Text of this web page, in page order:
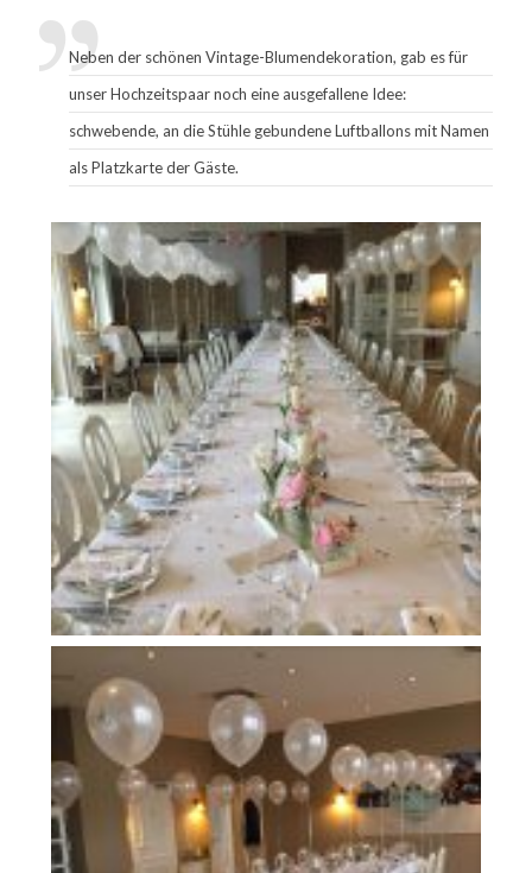
Neben der schönen Vintage-Blumendekoration, gab es für
unser Hochzeitspaar noch eine ausgefallene Idee:
schwebende, an die Stühle gebundene Luftballons mit Namen
als Platzkarte der Gäste.